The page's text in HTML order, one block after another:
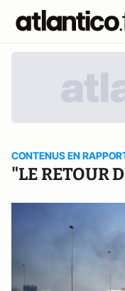
CONTENUS EN
"LE RETOUR